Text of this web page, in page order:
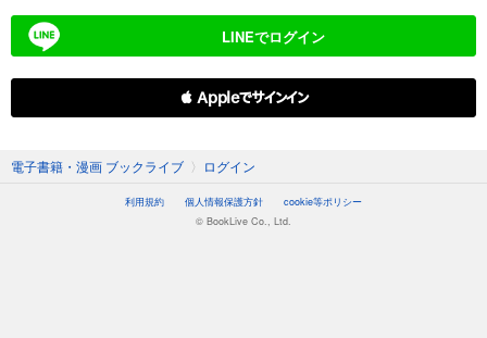
LINEでログイン
 Appleでサインイン
電子書籍・漫画 ブックライブ 〉 ログイン
利用規約 個人情報保護方針
cookie等ポリシー
© BookLive Co., Ltd.